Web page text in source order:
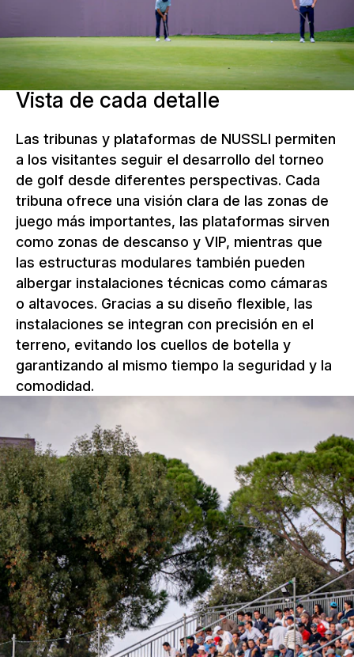
Vista de cada detalle
Las tribunas y plataformas de NUSSLI permiten
a los visitantes seguir el desarrollo del torneo
de golf desde diferentes perspectivas. Cada
tribuna ofrece una visión clara de las zonas de
juego más importantes, las plataformas sirven
como zonas de descanso y VIP, mientras que
las estructuras modulares también pueden
albergar instalaciones técnicas como cámaras
o altavoces. Gracias a su diseño flexible, las
instalaciones se integran con precisión en el
terreno, evitando los cuellos de botella y
garantizando al mismo tiempo la seguridad y la
comodidad.